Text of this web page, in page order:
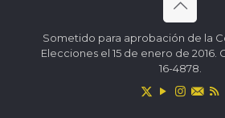
Sometido para aprobación de la
Elecciones el 15 de enero de 2016.
16-4878.